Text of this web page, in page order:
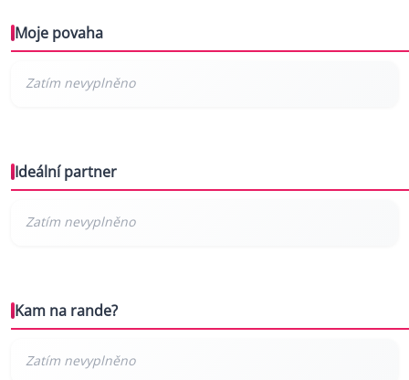
Moje povaha
Ideální partner
Kam na rande?